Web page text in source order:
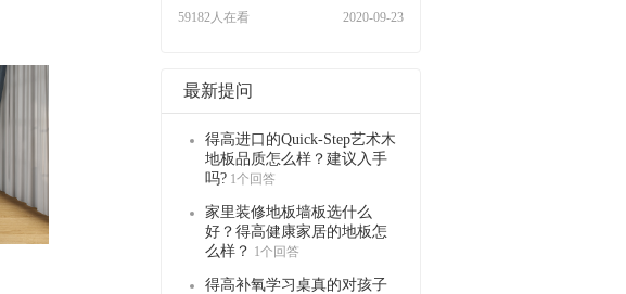
59182人在看 2020-09-23
最新提问
得高进口的Quick-Step艺术木
地板品质怎么样？建议入手
吗? 1个回答
家里装修地板墙板选什么
好？得高健康家居的地板怎
么样？ 1个回答
得高补氧学习桌真的对孩子